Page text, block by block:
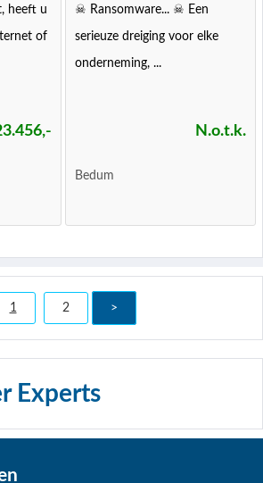
heeft u
of
☠ Ransomware... ☠ Een
serieuze dreiging voor elke
onderneming, ...
N.o.t.k.
Bedum
1 2 >
Experts